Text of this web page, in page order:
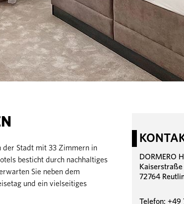
der Stadt mit 33 Zimmern in
besticht durch nachhaltiges
Sie neben dem
und ein vielseitiges
DORMERO
Kaiserstraße
72764
Telefon: +49